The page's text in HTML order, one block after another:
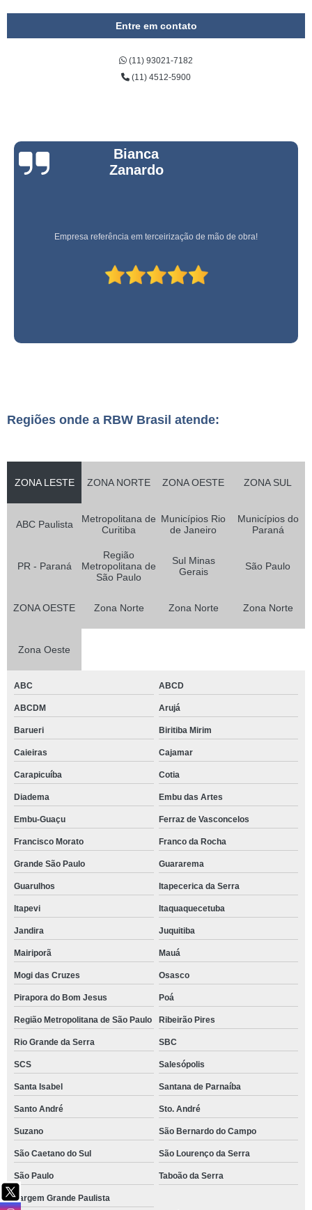
Entre em contato
(11) 93021-7182
(11) 4512-5900
Bianca
Zanardo
Empresa referência em terceirização de mão de obra!
Regiões onde a RBW Brasil atende:
ZONA LESTE ZONA NORTE ZONA OESTE ZONA SUL
ABC Paulista
Metropolitana de
Curitiba
Municípios Rio
de Janeiro
Municípios do
Paraná
PR - Paraná
Região
Metropolitana de
São Paulo
Sul Minas
Gerais
São Paulo
ZONA OESTE Zona Norte Zona Norte Zona Norte
Zona Oeste
ABC ABCD
ABCDM Arujá
Barueri Biritiba Mirim
Caieiras Cajamar
Carapicuíba Cotia
Diadema Embu das Artes
Embu-Guaçu Ferraz de Vasconcelos
Francisco Morato Franco da Rocha
Grande São Paulo Guararema
Guarulhos Itapecerica da Serra
Itapevi Itaquaquecetuba
Jandira Juquitiba
Mairiporã Mauá
Mogi das Cruzes Osasco
Pirapora do Bom Jesus Poá
Região Metropolitana de São Paulo Ribeirão Pires
Rio Grande da Serra SBC
SCS Salesópolis
Santa Isabel Santana de Parnaíba
Santo André Sto. André
Suzano São Bernardo do Campo
São Caetano do Sul São Lourenço da Serra
São Paulo Taboão da Serra
Vargem Grande Paulista